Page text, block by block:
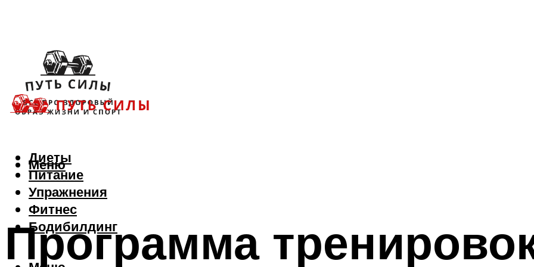
Диеты
Питание
Упражнения
Фитнес
Бодибилдинг
Меню
Программа